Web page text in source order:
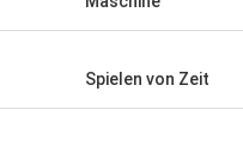
Spielen von Zeit